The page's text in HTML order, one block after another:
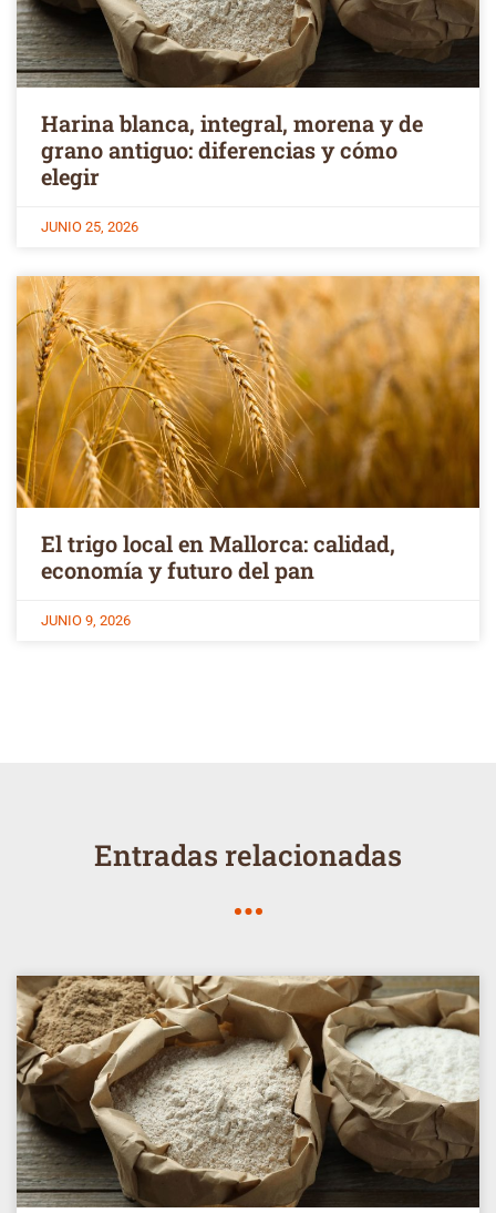
Harina blanca, integral, morena y de
grano antiguo: diferencias y cómo
elegir
JUNIO 25, 2026
El trigo local en Mallorca: calidad,
economía y futuro del pan
JUNIO 9, 2026
Entradas relacionadas